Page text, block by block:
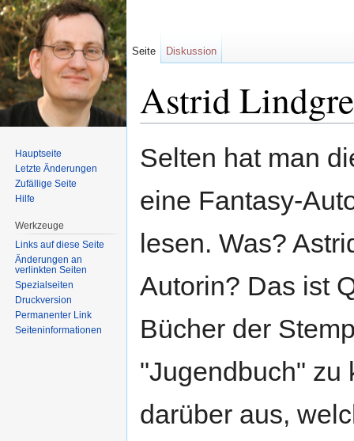
Astrid
Selten hat man
eine Fantasy-
lesen. Was?
Autorin? Das ist
Bücher der
"Jugendbuch" zu
darüber aus,
Seite Diskussion
Hauptseite
Letzte Änderungen
Zufällige Seite
Hilfe
Werkzeuge
Links auf diese Seite
Änderungen an
verlinkten Seiten
Spezialseiten
Druckversion
Permanenter Link
Seiten­informationen